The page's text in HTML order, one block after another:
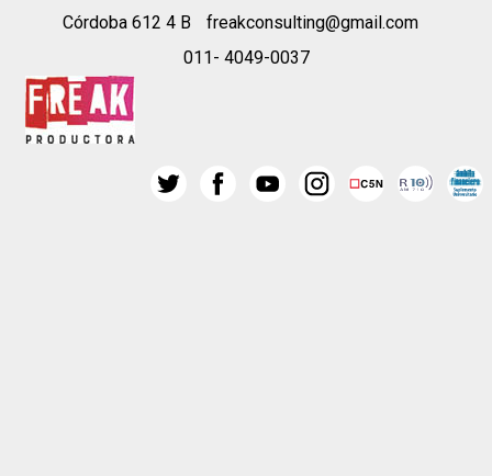
Córdoba 612 4 B
freakconsulting@gmail.com
011- 4049-0037